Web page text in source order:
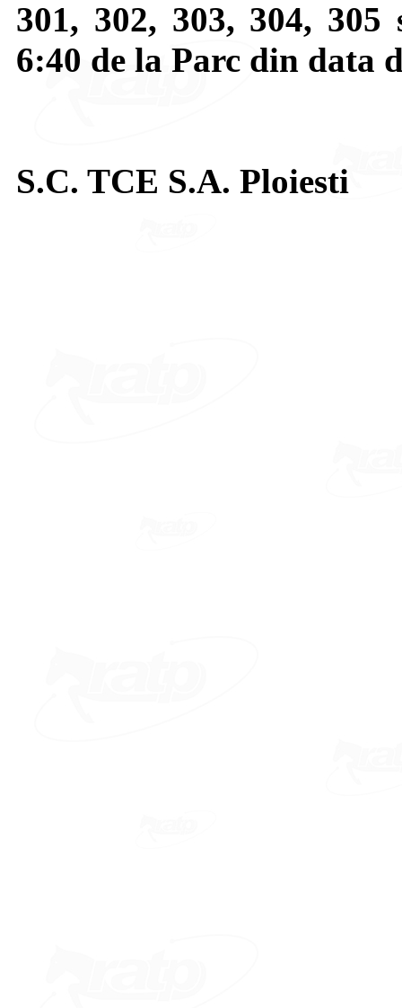
301, 302, 303, 304,
6:40 de la Parc din data
S.C. TCE S.A. Ploiesti